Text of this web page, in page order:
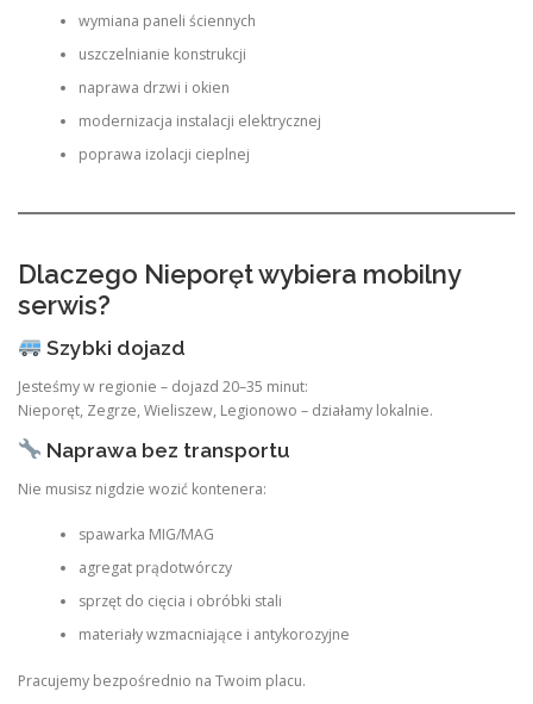
wymiana paneli ściennych
uszczelnianie konstrukcji
naprawa drzwi i okien
modernizacja instalacji elektrycznej
poprawa izolacji cieplnej
Dlaczego Nieporęt wybiera mobilny
serwis?
Szybki dojazd
Jesteśmy w regionie – dojazd 20–35 minut:
Nieporęt, Zegrze, Wieliszew, Legionowo – działamy lokalnie.
Naprawa bez transportu
Nie musisz nigdzie wozić kontenera:
spawarka MIG/MAG
agregat prądotwórczy
sprzęt do cięcia i obróbki stali
materiały wzmacniające i antykorozyjne
Pracujemy bezpośrednio na Twoim placu.